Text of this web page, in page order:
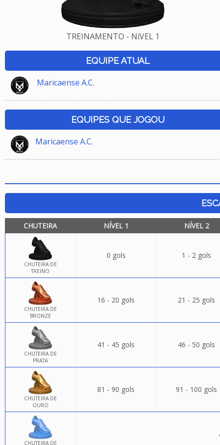
TREINAMENTO - NíVEL 1
EQUIPE ATUAL
Maricaense A.C.
EQUIPES QUE JOGOU
Maricaense A.C.
CHUTEIRA NÍVEL 1 NÍVEL 2
CHUTEIRA DE
TREINO
0 gols 1 - 2 gols
CHUTEIRA DE
BRONZE
16 - 20 gols 21 - 25 gols
CHUTEIRA DE
PRATA
41 - 45 gols 46 - 50 gols
CHUTEIRA DE
OURO
81 - 90 gols 91 - 100 gols
CHUTEIRA DE